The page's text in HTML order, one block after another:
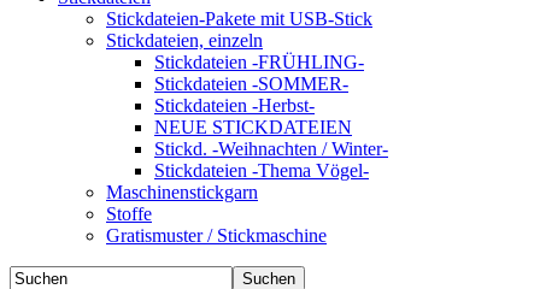
Stickdateien-Pakete mit USB-Stick
Stickdateien, einzeln
Stickdateien -FRÜHLING-
Stickdateien -SOMMER-
Stickdateien -Herbst-
NEUE STICKDATEIEN
Stickd. -Weihnachten / Winter-
Stickdateien -Thema Vögel-
Maschinenstickgarn
Stoffe
Gratismuster / Stickmaschine
Suchen